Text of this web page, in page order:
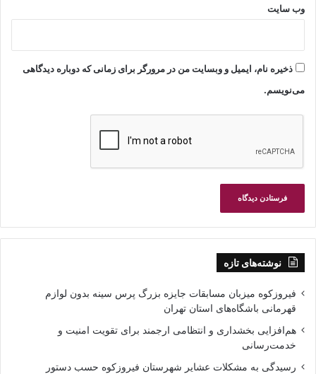
وب‌ سایت
ذخیره نام، ایمیل و وبسایت من در مرورگر برای زمانی که دوباره دیدگاهی
می‌نویسم.
نوشته‌های تازه
فیروزکوه میزبان مسابقات جایزه بزرگ پرس سینه بدون لوازم
قهرمانی باشگاه‌های استان تهران
هم‌افزایی بخشداری و انتظامی ارجمند برای تقویت امنیت و
خدمت‌رسانی
رسیدگی به مشکلات عشایر شهرستان فیروزکوه حسب دستور